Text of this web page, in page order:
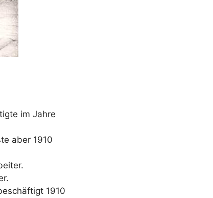
im Jahre
aber 1910
1910